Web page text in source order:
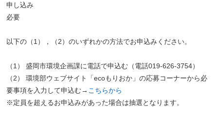
申し込み
必要
以下の（1），（2）のいずれかの方法でお申込みください。
（1） 盛岡市環境企画課に電話で申込む（電話019-626-3754）
（2） 環境部ウェブサイト「ecoもりおか」の応募コーナーから必
要事項を入力して申込む→ こちらから
※定員を超えるお申込みがあった場合は抽選となります。